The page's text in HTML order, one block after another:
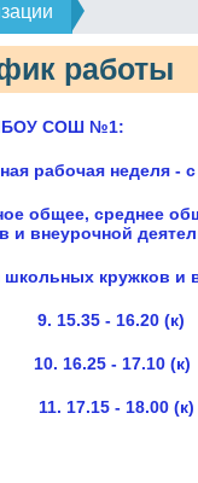
работы
МБОУ СОШ №1:
рабочая неделя -
общее, среднее
и внеурочной
школьных кружков и
15.35 - 16.20 (к)
16.25 - 17.10 (к)
17.15 - 18.00 (к)